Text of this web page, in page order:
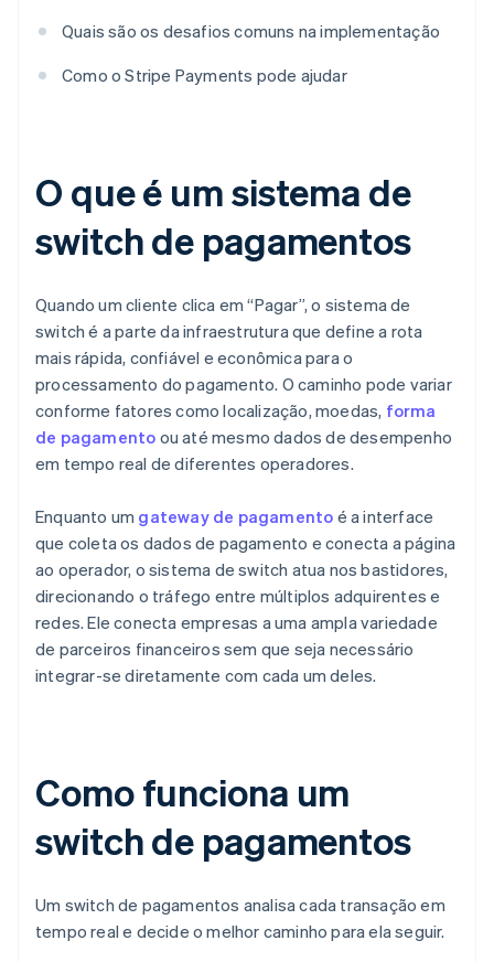
Quais são os desafios comuns na implementação
Como o Stripe Payments pode ajudar
O que é um sistema de
switch de pagamentos
Quando um cliente clica em “Pagar”, o sistema de
switch é a parte da infraestrutura que define a rota
mais rápida, confiável e econômica para o
processamento do pagamento. O caminho pode variar
conforme fatores como localização, moedas, forma
de pagamento ou até mesmo dados de desempenho
em tempo real de diferentes operadores.
Enquanto um gateway de pagamento é a interface
que coleta os dados de pagamento e conecta a página
ao operador, o sistema de switch atua nos bastidores,
direcionando o tráfego entre múltiplos adquirentes e
redes. Ele conecta empresas a uma ampla variedade
de parceiros financeiros sem que seja necessário
integrar-se diretamente com cada um deles.
Como funciona um
switch de pagamentos
Um switch de pagamentos analisa cada transação em
tempo real e decide o melhor caminho para ela seguir.